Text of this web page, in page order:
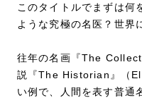
このタイトルでまずは何
ような究極の名医？世界
往年の名画『The
説『The Historian』（
い例で、人間を表す普通